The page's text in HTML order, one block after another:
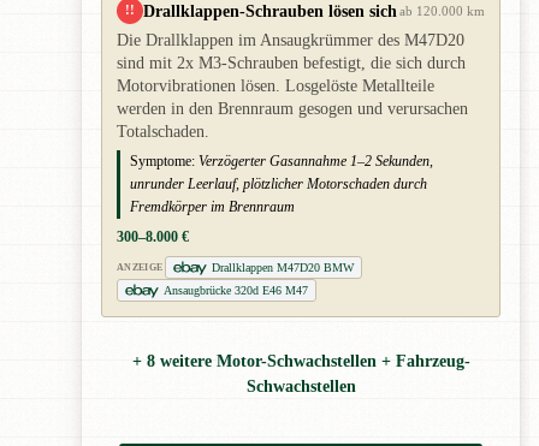
!! Drallklappen-Schrauben lösen sichab 120.000 km
Die Drallklappen im Ansaugkrümmer des M47D20
sind mit 2x M3-Schrauben befestigt, die sich durch
Motorvibrationen lösen. Losgelöste Metallteile
werden in den Brennraum gesogen und verursachen
Totalschaden.
Symptome: Verzögerter Gasannahme 1–2 Sekunden,
unrunder Leerlauf, plötzlicher Motorschaden durch
Fremdkörper im Brennraum
300–8.000 €
ANZEIGE
Drallklappen M47D20 BMW
Ansaugbrücke 320d E46 M47
+ 8 weitere Motor-Schwachstellen + Fahrzeug-
Schwachstellen